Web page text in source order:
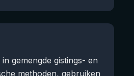
gemengde gistings- en
methoden, gebruiken